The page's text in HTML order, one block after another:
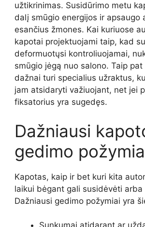
užtikrinimas. Susidūrimo metu
dalį smūgio energijos ir apsaugo
esančius žmones. Kai kuriuose
kapotai projektuojami taip, kad
deformuotųsi kontroliuojamai,
smūgio jėgą nuo salono. Taip pat
dažnai turi specialius užraktus,
jam atsidaryti važiuojant, net jei
fiksatorius yra sugedęs.
Dažniausi
gedimo
Kapotas, kaip ir bet kuri kita
laikui bėgant gali susidėvėti arba
Dažniausi gedimo požymiai yra